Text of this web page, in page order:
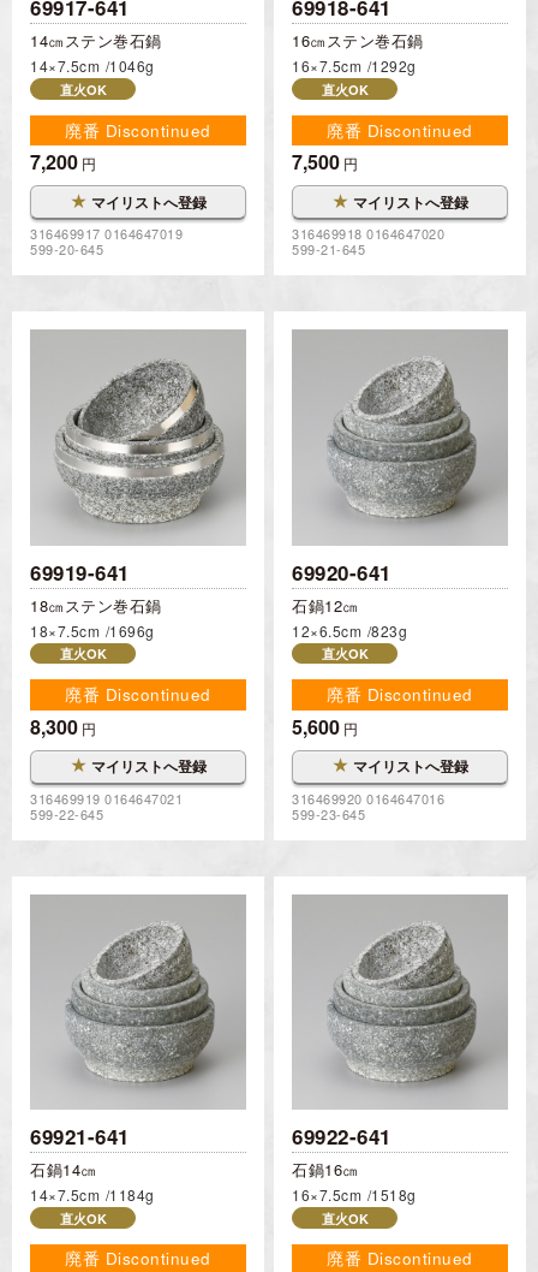
69917-641
14㎝ステン巻石鍋
14×7.5cm 1046g
直火OK
廃番 Discontinued
7,200 円
★ マイリストへ登録
316469917 0164647019
599-20-645
69918-641
16㎝ステン巻石鍋
16×7.5cm 1292g
直火OK
廃番 Discontinued
7,500 円
★ マイリストへ登録
316469918 0164647020
599-21-645
69919-641
18㎝ステン巻石鍋
18×7.5cm 1696g
直火OK
廃番 Discontinued
8,300 円
★ マイリストへ登録
316469919 0164647021
599-22-645
69920-641
石鍋12㎝
12×6.5cm 823g
直火OK
廃番 Discontinued
5,600 円
★ マイリストへ登録
316469920 0164647016
599-23-645
69921-641
石鍋14㎝
14×7.5cm 1184g
直火OK
廃番 Discontinued
69922-641
石鍋16㎝
16×7.5cm 1518g
直火OK
廃番 Discontinued